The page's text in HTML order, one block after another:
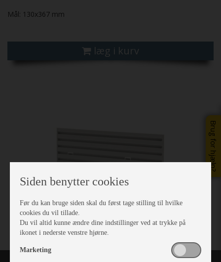
Brug for hjælp?
Mål: 130x367 mm
læg i kurv
Siden benytter cookies
Før du kan bruge siden skal du først tage stilling til hvilke
cookies du vil tillade.
Du vil altid kunne ændre dine indstillinger ved at trykke på
ikonet i nederste venstre hjørne.
Marketing